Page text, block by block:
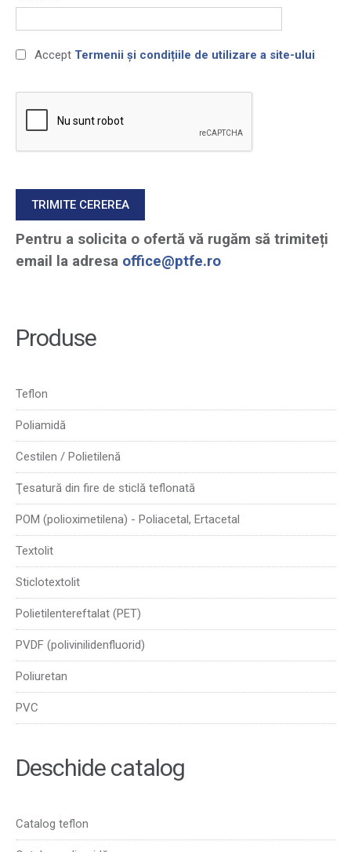
Accept Termenii și condițiile de utilizare a site-ului
Pentru a solicita o ofertă vă rugăm să trimiteți
email la adresa office@ptfe.ro
Produse
Teflon
Poliamidă
Cestilen / Polietilenă
Ţesatură din fire de sticlă teflonată
POM (polioximetilena) - Poliacetal, Ertacetal
Textolit
Sticlotextolit
Polietilentereftalat (PET)
PVDF (polivinilidenfluorid)
Poliuretan
PVC
Deschide catalog
Catalog teflon